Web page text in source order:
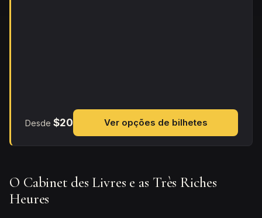
Desde $20 Ver opções de bilhetes
O Cabinet des Livres e as Très Riches
Heures